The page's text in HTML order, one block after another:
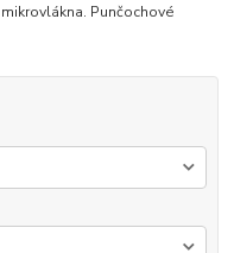
Punčochové